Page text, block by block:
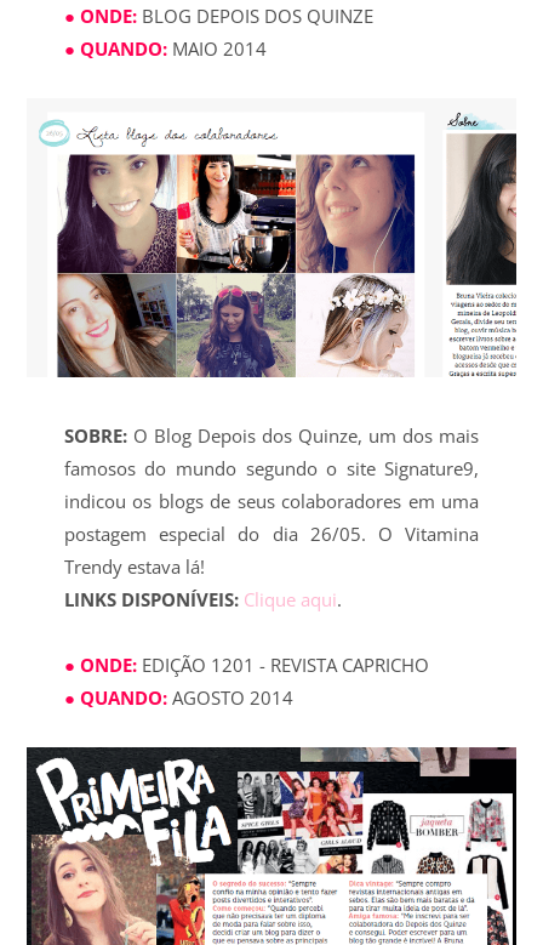
● ONDE: BLOG DEPOIS DOS QUINZE
● QUANDO: MAIO 2014
SOBRE: O Blog Depois dos Quinze, um dos mais
famosos do mundo segundo o site Signature9,
indicou os blogs de seus colaboradores em uma
postagem especial do dia 26/05. O Vitamina
Trendy estava lá!
LINKS DISPONÍVEIS: Clique aqui.
● ONDE: EDIÇÃO 1201 - REVISTA CAPRICHO
● QUANDO: AGOSTO 2014